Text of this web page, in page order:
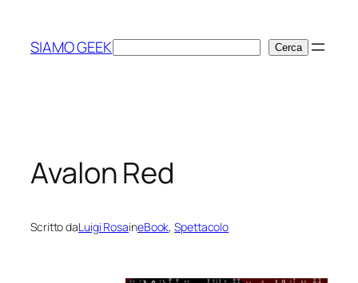
contenuto
SIAMO GEEKCerca Cerca
Avalon Red
Scritto daLuigi RosaineBook, Spettacolo